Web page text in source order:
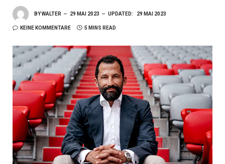
BYWALTER 29 MAI 2023 UPDATED: 29 MAI 2023
KEINE KOMMENTARE 5 MINS READ